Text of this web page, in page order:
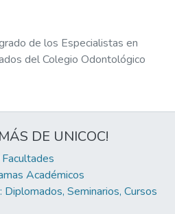
de los Especialistas en
del Colegio Odontológico
DE UNICOC!
Facultades
Académicos
Diplomados, Seminarios, Cursos